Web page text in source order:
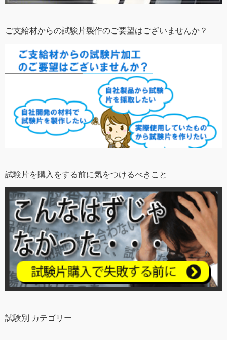
ご支給材からの試験片製作のご要望はございませんか？
試験片を購入をする前に気をつけるべきこと
試験別 カテゴリー